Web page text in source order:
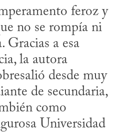
feroz y
no se rompía ni
Gracias a esa
la autora
desde muy
de secundaria,
como
Universidad